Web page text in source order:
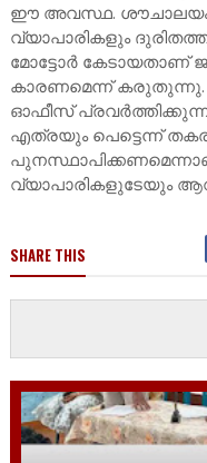
ഈ അവസ്ഥ. ശൗചാലയം
വ്യാപാരികളും
മോട്ടോർ കേടായതാണ്
കാരണമെന്ന്
ഓഫീസ്
എത്രയും പെട്ടെന്ന്
വ്യാപാരികളുടേയും
SHARE THIS